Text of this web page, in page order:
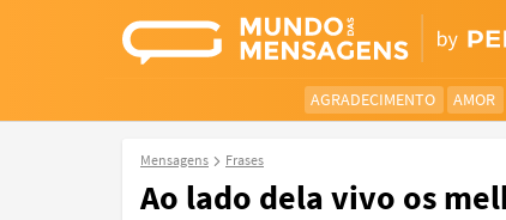
AGRADECIMENTO AMOR
Mensagens Frases
Ao lado dela vivo os